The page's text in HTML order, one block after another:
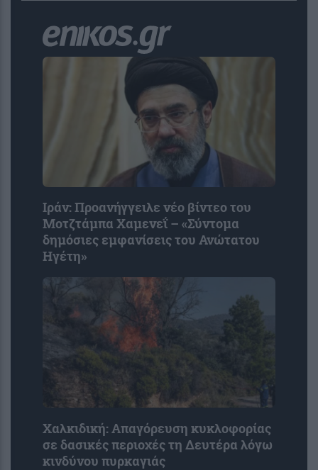
Ιράν: Προανήγγειλε νέο βίντεο του
Μοτζτάμπα Χαμενεΐ – «Σύντομα
δημόσιες εμφανίσεις του Ανώτατου
Ηγέτη»
Χαλκιδική: Απαγόρευση κυκλοφορίας
σε δασικές περιοχές τη Δευτέρα λόγω
κινδύνου πυρκαγιάς